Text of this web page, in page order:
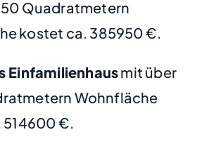
Quadratmetern
kostet ca. 385950 €.
Einfamilienhausmit über
Wohnfläche
€.